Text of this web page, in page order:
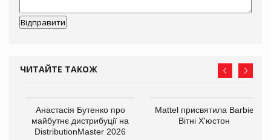
ЧИТАЙТЕ ТАКОЖ
Анастасія Бутенко про
майбутнє дистрибуції на
DistributionMaster 2026
Mattel присвятила Barbie
Вітні Х'юстон